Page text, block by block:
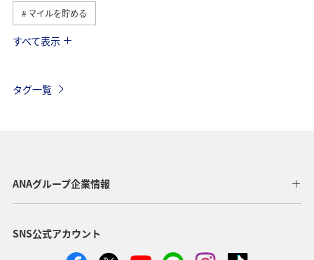
マイルを貯める
グルメ
鳥取県 東京都 帰省 神奈川県 夜景
関東・甲信越地方
すべて表示
タグ一覧
ANAグループ企業情報
SNS公式アカウント